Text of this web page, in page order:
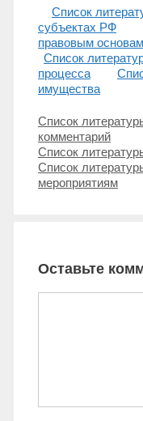
Список
субъектах РФ
правовым
Список
процесса
имущества
Рубрики
Список
комментарий
Навигация
записи
Список
Список
мероприятиям
Оставьте